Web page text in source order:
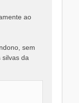
ao
sem
da